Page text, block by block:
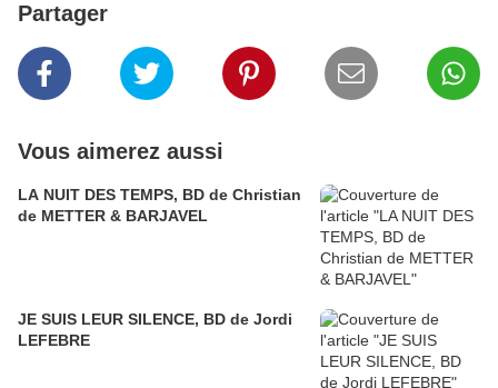
Partager
Vous aimerez aussi
LA NUIT DES TEMPS, BD de Christian
de METTER & BARJAVEL
JE SUIS LEUR SILENCE, BD de Jordi
LEFEBRE